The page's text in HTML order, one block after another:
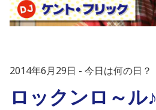
2014年6月29日 今日は何の日？
ロックンロ～ル♪